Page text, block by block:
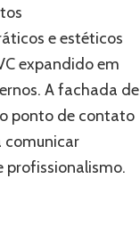
e estéticos
expandido em
A fachada de
ponto de contato
comunicar
profissionalismo.